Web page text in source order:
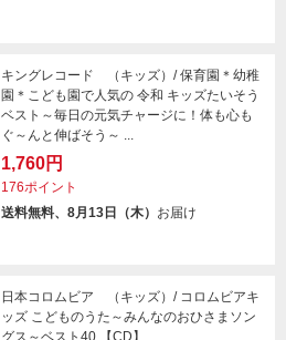
キングレコード （キッズ）/ 保育園＊幼稚
園＊こども園で人気の 令和 キッズたいそう
ベスト～毎日の元気チャージに！体も心も
ぐ～んと伸ばそう～ ...
1,760円
176ポイント
送料無料、8月13日（木） お届け
日本コロムビア （キッズ）/ コロムビアキ
ッズ こどものうた～みんなのおひさまソン
グス～ベスト40 【CD】